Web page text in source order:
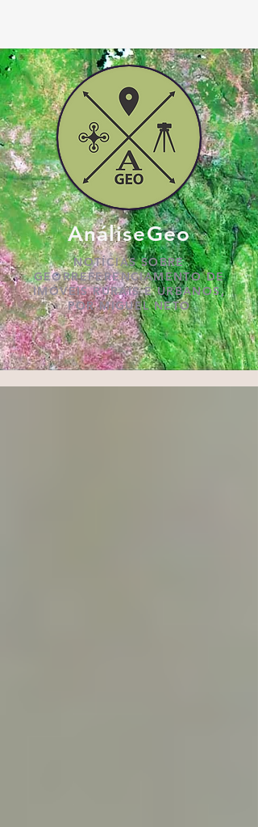
AnáliseGeo
NOTÍCIAS SOBRE
GEORREFERENCIAMENTO DE
IMÓVEIS RURAIS E URBANOS,
POR MIGUEL NETO